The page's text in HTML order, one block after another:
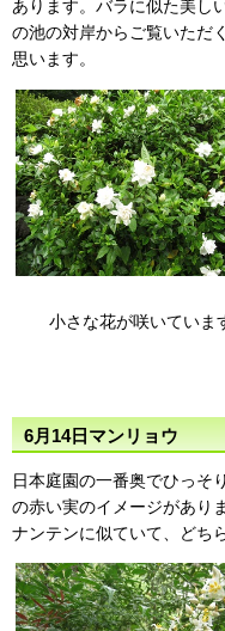
あります。バラに似た美し
の池の対岸からご覧いただ
思います。
小さな花が咲いていま
6月14日マンリョウ
日本庭園の一番奥でひっそ
の赤い実のイメージがあり
ナンテンに似ていて、どち